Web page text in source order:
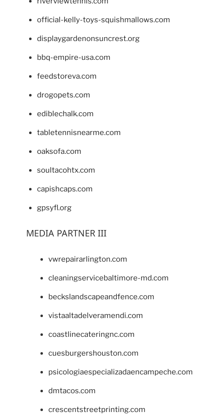
official-kelly-toys-squishmallows.com
displaygardenonsuncrest.org
bbq-empire-usa.com
feedstoreva.com
drogopets.com
ediblechalk.com
tabletennisnearme.com
oaksofa.com
soultacohtx.com
capishcaps.com
gpsyfl.org
MEDIA PARTNER III
vwrepairarlington.com
cleaningservicebaltimore-md.com
beckslandscapeandfence.com
vistaaltadelveramendi.com
coastlinecateringnc.com
cuesburgershouston.com
psicologiaespecializadaencampeche.com
dmtacos.com
crescentstreetprinting.com